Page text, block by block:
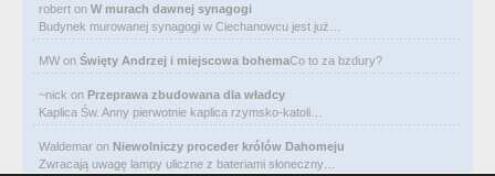
robert on W murach dawnej synagogi
Budynek murowanej synagogi w Ciechanowcu jest już…
MW on Święty Andrzej i miejscowa bohemaCo to za bzdury?
~nick on Przeprawa zbudowana dla władcy
Kaplica Św. Anny pierwotnie kaplica rzymsko-katoli…
Waldemar on Niewolniczy proceder królów Dahomeju
Zwracają uwagę lampy uliczne z bateriami słoneczny…